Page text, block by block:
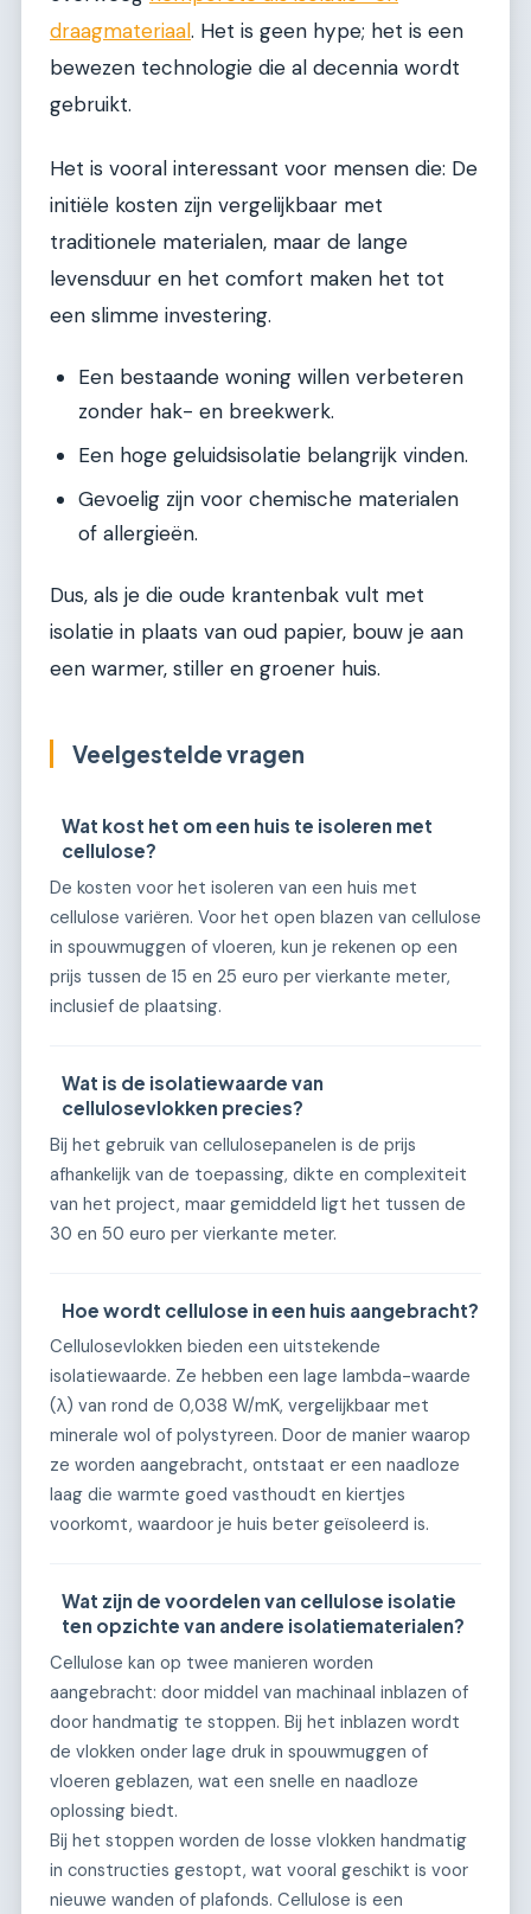
draagmateriaal. Het is geen hype; het is een
bewezen technologie die al decennia wordt
gebruikt.
Het is vooral interessant voor mensen die: De
initiële kosten zijn vergelijkbaar met
traditionele materialen, maar de lange
levensduur en het comfort maken het tot
een slimme investering.
Een bestaande woning willen verbeteren
zonder hak- en breekwerk.
Een hoge geluidsisolatie belangrijk vinden.
Gevoelig zijn voor chemische materialen
of allergieën.
Dus, als je die oude krantenbak vult met
isolatie in plaats van oud papier, bouw je aan
een warmer, stiller en groener huis.
Veelgestelde vragen
Wat kost het om een huis te isoleren met
cellulose?
De kosten voor het isoleren van een huis met
cellulose variëren. Voor het open blazen van cellulose
in spouwmuggen of vloeren, kun je rekenen op een
prijs tussen de 15 en 25 euro per vierkante meter,
inclusief de plaatsing.
Wat is de isolatiewaarde van
cellulosevlokken precies?
Bij het gebruik van cellulosepanelen is de prijs
afhankelijk van de toepassing, dikte en complexiteit
van het project, maar gemiddeld ligt het tussen de
30 en 50 euro per vierkante meter.
Hoe wordt cellulose in een huis aangebracht?
Cellulosevlokken bieden een uitstekende
isolatiewaarde. Ze hebben een lage lambda-waarde
(λ) van rond de 0,038 W/mK, vergelijkbaar met
minerale wol of polystyreen. Door de manier waarop
ze worden aangebracht, ontstaat er een naadloze
laag die warmte goed vasthoudt en kiertjes
voorkomt, waardoor je huis beter geïsoleerd is.
Wat zijn de voordelen van cellulose isolatie
ten opzichte van andere isolatiematerialen?
Cellulose kan op twee manieren worden
aangebracht: door middel van machinaal inblazen of
door handmatig te stoppen. Bij het inblazen wordt
de vlokken onder lage druk in spouwmuggen of
vloeren geblazen, wat een snelle en naadloze
oplossing biedt.
Bij het stoppen worden de losse vlokken handmatig
in constructies gestopt, wat vooral geschikt is voor
nieuwe wanden of plafonds. Cellulose is een